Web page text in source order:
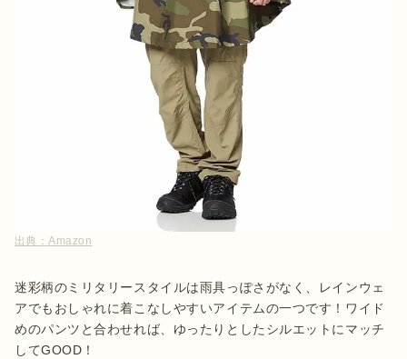
出典：Amazon
迷彩柄のミリタリースタイルは雨具っぽさがなく、レインウェ
アでもおしゃれに着こなしやすいアイテムの一つです！ワイド
めのパンツと合わせれば、ゆったりとしたシルエットにマッチ
してGOOD！